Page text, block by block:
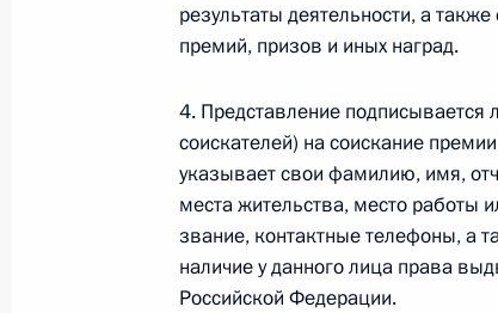
Анатолий Серышев совершил
31 мая 2019 года, 12:00
28 мая 2019 года, вторник
результаты деятельности, а
премий, призов и иных наград.
4. Представление
соискателей) на соискание
указывает свои фамилию, имя,
места жительства, место работы
звание, контактные телефоны, а
наличие у данного лица права
Российской Федерации.